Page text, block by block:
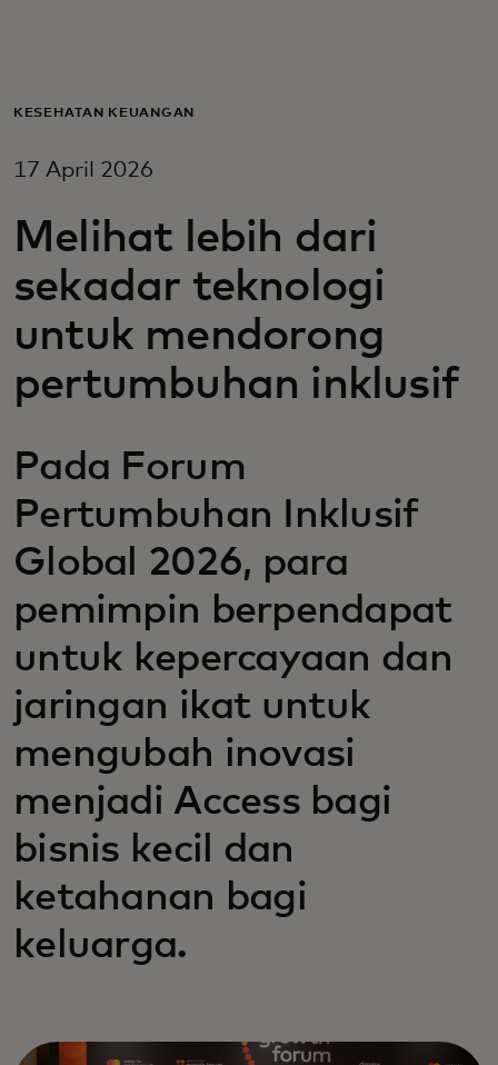
Untuk bisnis
Untuk dunia
Untuk inovator
Berita dan tren
KESEHATAN KEUANGAN
17 April 2026
Melihat lebih dari
sekadar teknologi
untuk mendorong
pertumbuhan inklusif
Pada Forum
Pertumbuhan Inklusif
Global 2026, para
pemimpin berpendapat
untuk kepercayaan dan
jaringan ikat untuk
mengubah inovasi
menjadi Access bagi
bisnis kecil dan
ketahanan bagi
keluarga.